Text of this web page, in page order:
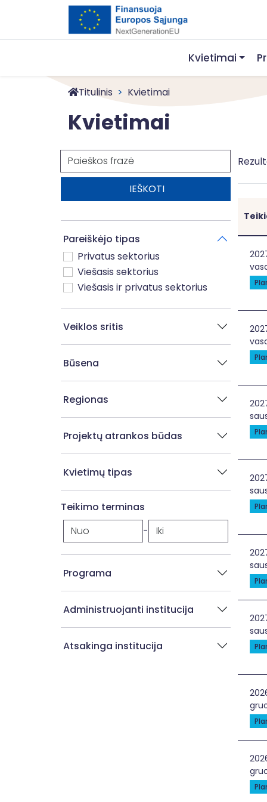
Kvietimai
Titulinis Kvietimai
Kvietimai
Paieška
Pareiškėjo tipas
Privatus sektorius
Viešasis sektorius
Viešasis ir privatus sektorius
Veiklos sritis
Būsena
Regionas
Projektų atrankos būdas
Kvietimų tipas
Teikimo terminas
-
Programa
Administruojanti institucija
Atsakinga institucija